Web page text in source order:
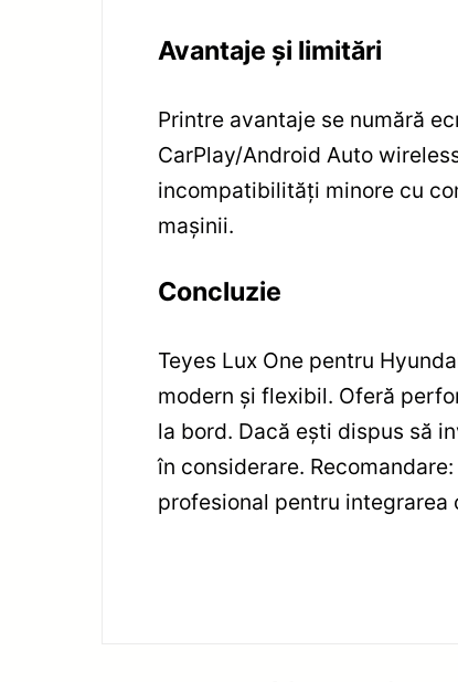
Avantaje și limitări
Printre avantaje se numără
CarPlay/Android Auto
incompatibilități minore cu
mașinii.
Concluzie
Teyes Lux One pentru
modern și flexibil. Oferă
la bord. Dacă ești dispus să
în considerare.
profesional pentru integrarea